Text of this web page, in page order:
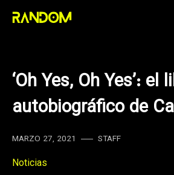
Skip
‘Oh Yes, Oh Yes’: el
autobiográfico de
MARZO 27, 2021 STAFF
Noticias